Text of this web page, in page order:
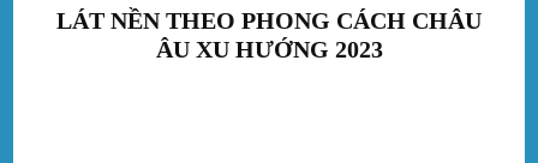
LÁT NỀN THEO PHONG CÁCH CHÂU
ÂU XU HƯỚNG 2023